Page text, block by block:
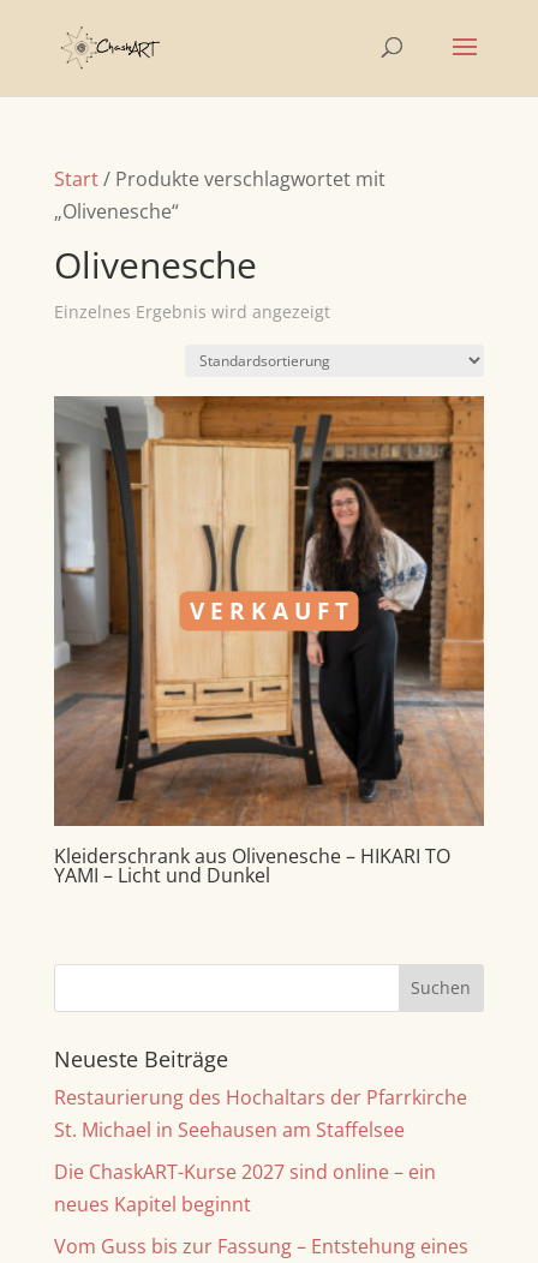
Start/ Produkte verschlagwortet mit
„Olivenesche“
Olivenesche
Einzelnes Ergebnis wird angezeigt
V E R K A U F T
Kleiderschrank aus Olivenesche – HIKARI TO
YAMI – Licht und Dunkel
Neueste Beiträge
Restaurierung des Hochaltars der Pfarrkirche
St. Michael in Seehausen am Staffelsee
Die ChaskART-Kurse 2027 sind online – ein
neues Kapitel beginnt
Vom Guss bis zur Fassung – Entstehung eines